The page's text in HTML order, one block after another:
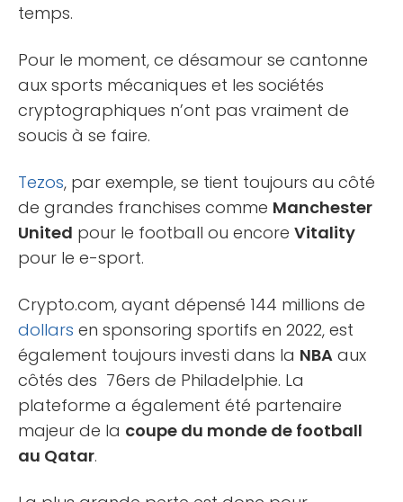
temps.
Pour le moment, ce désamour se cantonne
aux sports mécaniques et les sociétés
cryptographiques n’ont pas vraiment de
soucis à se faire.
Tezos, par exemple, se tient toujours au côté
de grandes franchises comme Manchester
United pour le football ou encore Vitality
pour le e-sport.
Crypto.com, ayant dépensé 144 millions de
dollars en sponsoring sportifs en 2022, est
également toujours investi dans la NBA aux
côtés des 76ers de Philadelphie. La
plateforme a également été partenaire
majeur de la coupe du monde de football
au Qatar.